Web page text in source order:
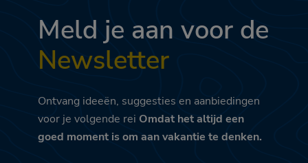
Meld je aan voor de
Newsletter
Ontvang ideeën, suggesties en aanbiedingen
voor je volgende rei Omdat het altijd een
goed moment is om aan vakantie te denken.